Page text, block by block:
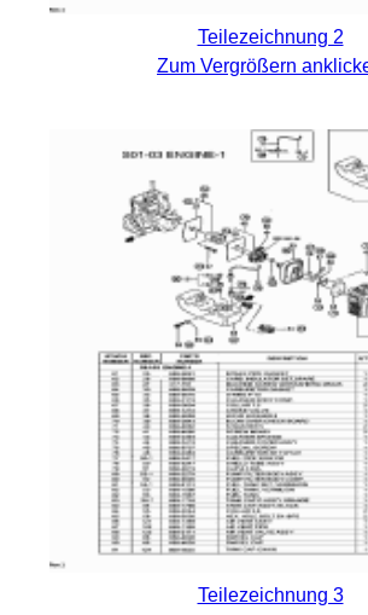
Teilezeichnung 2
Zum Vergrößern
Teilezeichnung 3